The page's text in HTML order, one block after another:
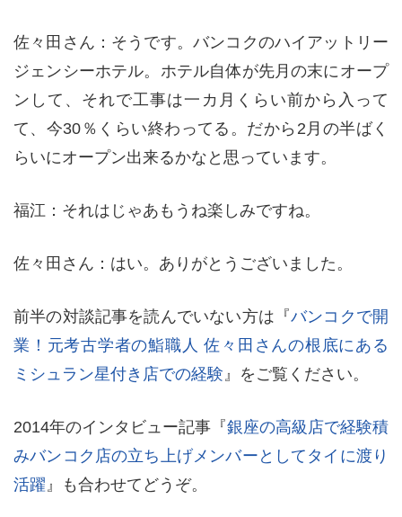
佐々田さん：そうです。バンコクのハイアットリー
ジェンシーホテル。ホテル自体が先月の末にオープ
ンして、それで工事は一カ月くらい前から入って
て、今30％くらい終わってる。だから2月の半ばく
らいにオープン出来るかなと思っています。
福江：それはじゃあもうね楽しみですね。
佐々田さん：はい。ありがとうございました。
前半の対談記事を読んでいない方は『バンコクで開
業！元考古学者の鮨職人 佐々田さんの根底にある
ミシュラン星付き店での経験』をご覧ください。
2014年のインタビュー記事『銀座の高級店で経験積
みバンコク店の立ち上げメンバーとしてタイに渡り
活躍』も合わせてどうぞ。